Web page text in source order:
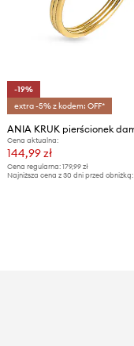
-19%
extra -5% z kodem: OFF*
Cena aktualna:
144,99 zł
Cena regularna:179,99 zł
Najniższa cena z 30 dni przed obniżką: